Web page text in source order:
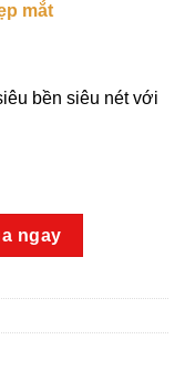
mắt
bền siêu nét với
số lượng
ngay